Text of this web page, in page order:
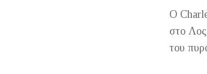
Ο
στο Λος
του